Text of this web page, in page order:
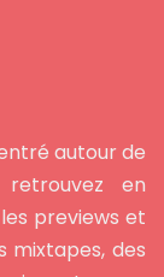
autour de
en
previews et
mixtapes, des